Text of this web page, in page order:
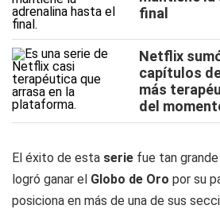
final
Netflix
capítulos
más
del
El éxito de esta serie fue tan
logró ganar el Globo de Oro por su
posiciona en más de una de sus